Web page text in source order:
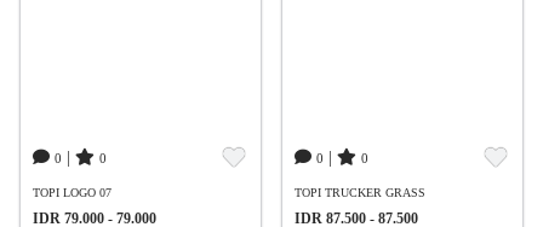
0 0
TOPI LOGO 07
IDR 79.000 - 79.000
0 0
TOPI TRUCKER GRASS
IDR 87.500 - 87.500